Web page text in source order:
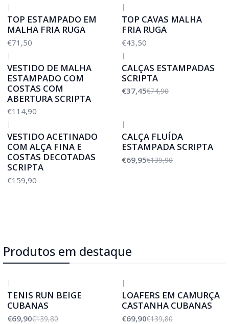
|
TOP ESTAMPADO EM
MALHA FRIA RUGA
€71,50
|
TOP CAVAS MALHA
FRIA RUGA
€43,50
|
VESTIDO DE MALHA
ESTAMPADO COM
COSTAS COM
ABERTURA SCRIPTA
€114,90
|
CALÇAS ESTAMPADAS
SCRIPTA
€37,45€74,90
|
VESTIDO ACETINADO
COM ALÇA FINA E
COSTAS DECOTADAS
SCRIPTA
€159,90
|
CALÇA FLUÍDA
ESTAMPADA SCRIPTA
€69,95€139,90
Produtos em destaque
|
TENIS RUN BEIGE
CUBANAS
€69,90€139,80
|
LOAFERS EM CAMURÇA
CASTANHA CUBANAS
€69,90€139,80